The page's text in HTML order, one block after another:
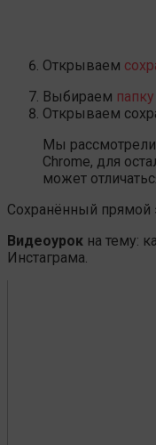
Открываем
Выбираем папку
Открываем
Мы
Chrome, для
может
Сохранённый
Видеоурок на тему:
Инстаграма.